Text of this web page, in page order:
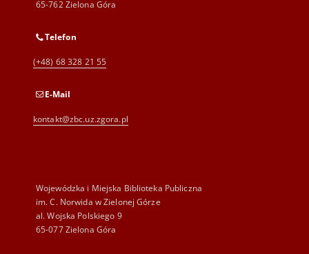
65-762 Zielona Góra
Telefon
(+48) 68 328 21 55
E-Mail
kontakt@zbc.uz.zgora.pl
Wojewódzka i Miejska Biblioteka Publiczna
im. C. Norwida w Zielonej Górze
al. Wojska Polskiego 9
65-077 Zielona Góra